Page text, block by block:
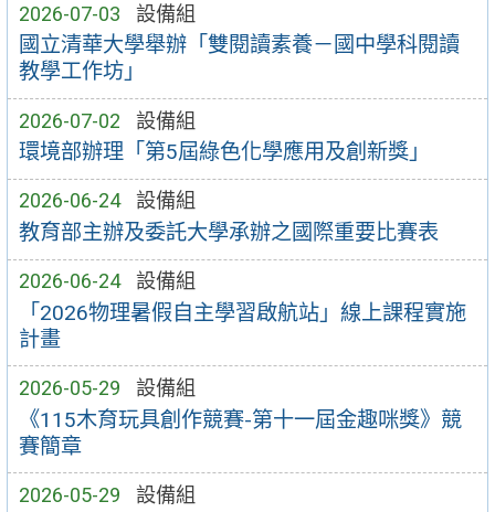
2026-07-03 設備組
國立清華大學舉辦「雙閱讀素養－國中學科閱讀
教學工作坊」
2026-07-02 設備組
環境部辦理「第5屆綠色化學應用及創新獎」
2026-06-24 設備組
教育部主辦及委託大學承辦之國際重要比賽表
2026-06-24 設備組
「2026物理暑假自主學習啟航站」線上課程實施
計畫
2026-05-29 設備組
《115木育玩具創作競賽-第十一屆金趣咪獎》競
賽簡章
2026-05-29 設備組